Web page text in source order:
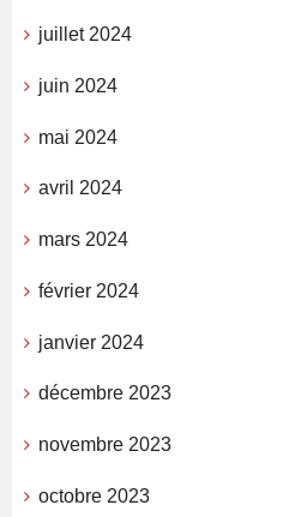
juillet 2024
juin 2024
mai 2024
avril 2024
mars 2024
février 2024
janvier 2024
décembre 2023
novembre 2023
octobre 2023